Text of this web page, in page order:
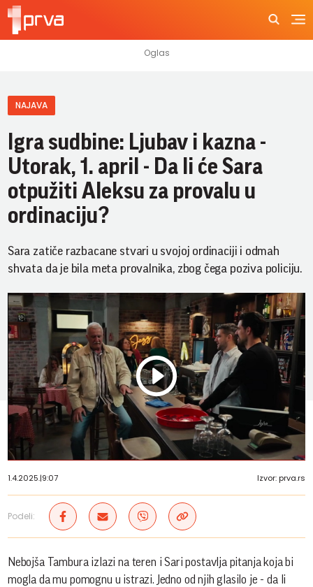
NAJAVA
Igra sudbine: Ljubav i kazna -
Utorak, 1. april - Da li će Sara
otpužiti Aleksu za provalu u
ordinaciju?
Sara zatiče razbacane stvari u svojoj ordinaciji i odmah
shvata da je bila meta provalnika, zbog čega poziva policiju.
Play
1.4.2025.|9:07 Izvor: prva.rs
Podeli:
Nebojša Tambura izlazi na teren i Sari postavlja pitanja koja bi
mogla da mu pomognu u istrazi. Jedno od njih glasilo je - da li